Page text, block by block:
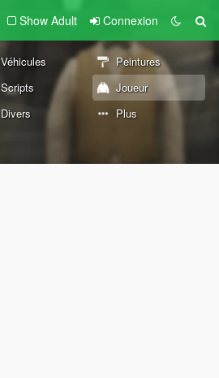
Show Adult Connexion
Véhicules
Peintures
Scripts
Joueur
Divers Plus